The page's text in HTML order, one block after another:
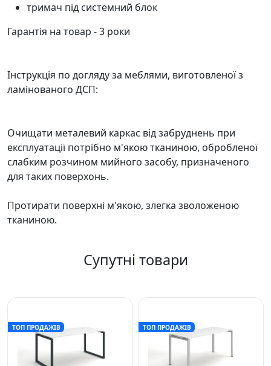
тримач під системний блок
Гарантія на товар - 3 роки
Інструкція по догляду за меблями, виготовленої з
ламінованого ДСП:
Очищати металевий каркас від забруднень при
експлуатації потрібно м'якою тканиною, обробленої
слабким розчином мийного засобу, призначеного
для таких поверхонь.
Протирати поверхні м'якою, злегка зволоженою
тканиною.
Супутні товари
ТОП ПРОДАЖІВ ТОП ПРОДАЖІВ